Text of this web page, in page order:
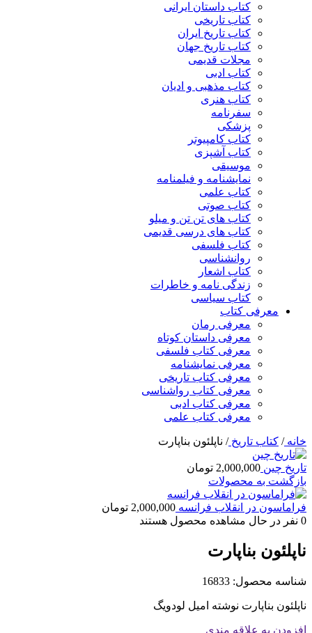
کتاب داستان ایرانی
کتاب تاریخی
کتاب تاریخ ایران
کتاب تاریخ جهان
مجلات قدیمی
کتاب ادبی
کتاب مذهبی و ادیان
کتاب هنری
سفرنامه
پزشکی
کتاب کامپیوتر
کتاب آشپزی
موسیقی
نمایشنامه و فیلمنامه
کتاب علمی
کتاب صوتی
کتاب های تن تن و میلو
کتاب های درسی قدیمی
کتاب فلسفی
روانشناسی
کتاب اشعار
زندگی نامه و خاطرات
کتاب سیاسی
معرفی کتاب
معرفی رمان
معرفی داستان کوتاه
معرفی کتاب فلسفی
معرفی نمایشنامه
معرفی کتاب تاریخی
معرفی کتاب رواشناسی
معرفی کتاب ادبی
معرفی کتاب علمی
خانه/ کتاب تاریخ/ ناپلئون بناپارت
تاریخ چین 2,000,000 تومان
بازگشت به محصولات
فراماسون در انقلاب فرانسه 2,000,000 تومان
0 نفر در حال مشاهده محصول هستند
ناپلئون بناپارت
شناسه محصول: 16833
ناپلئون بناپارت نوشته امیل لودويگ
افزودن به علاقه مندی